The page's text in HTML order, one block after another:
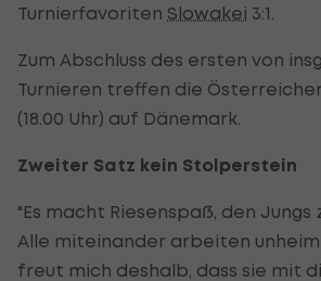
Turnierfavoriten Slowakei 3:1.
Zum Abschluss des ersten von
Turnieren treffen die
(18.00 Uhr) auf Dänemark.
Zweiter Satz kein Stolperstein
"Es macht Riesenspaß, den Jungs
Alle miteinander arbeiten
freut mich deshalb, dass sie mit